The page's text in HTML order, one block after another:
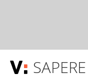
SAPERE